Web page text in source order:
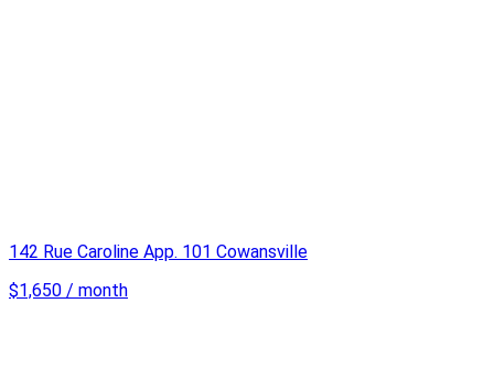
142 Rue Caroline App. 101 Cowansville
$1,650 / month